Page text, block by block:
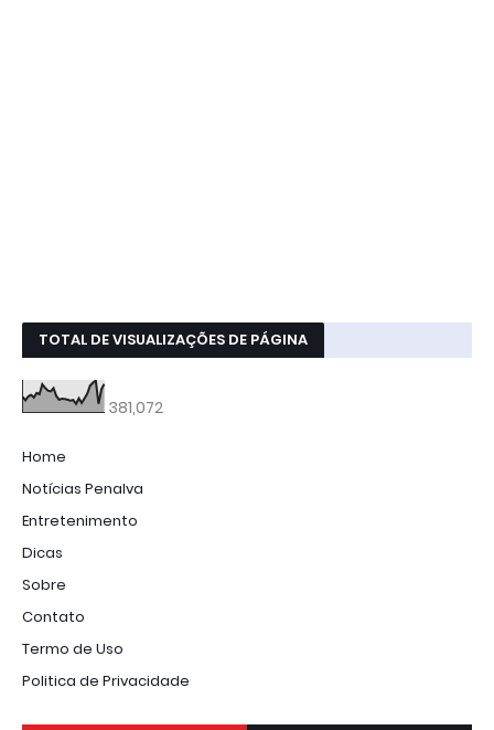
TOTAL DE VISUALIZAÇÕES DE PÁGINA
381,072
Home
Notícias Penalva
Entretenimento
Dicas
Sobre
Contato
Termo de Uso
Politica de Privacidade